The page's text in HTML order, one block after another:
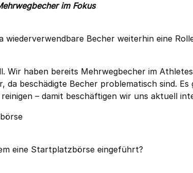
im Fokus
wiederverwendbare Becher weiterhin eine
Wir haben bereits Mehrwegbecher im
da beschädigte Becher problematisch sind.
– damit beschäftigen wir uns aktuell
eine Startplatzbörse eingeführt?